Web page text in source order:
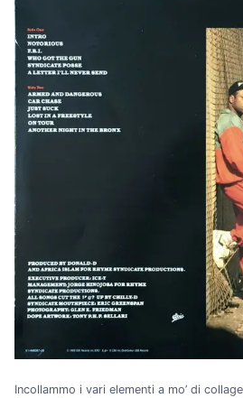
Incollammo i vari elementi a mo’ di